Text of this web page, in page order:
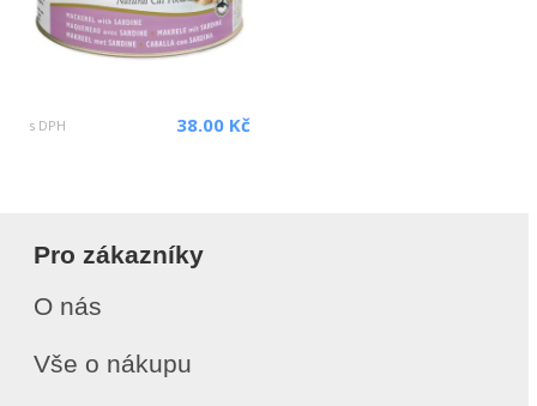
s DPH 38.00 Kč
Pro zákazníky
O nás
Vše o nákupu